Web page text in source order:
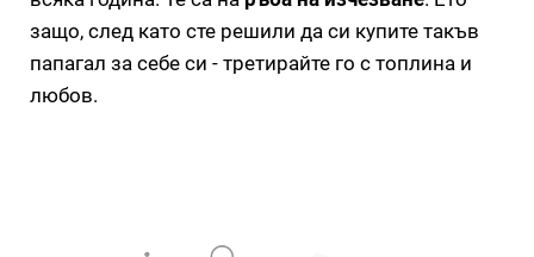
защо, след като сте решили да си купите такъв
папагал за себе си - третирайте го с топлина и
любов.